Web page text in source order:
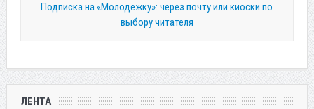
Подписка на «Молодежку»: через почту или киоски по
выбору читателя
ЛЕНТА